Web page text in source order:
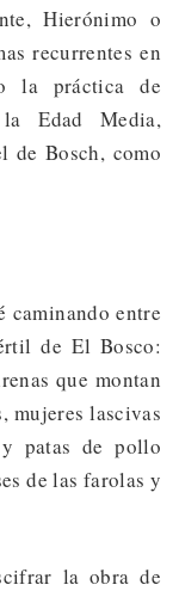
Hierónimo o
recurrentes en
la práctica de
Edad Media,
de Bosch, como
caminando entre
de El Bosco:
que montan
mujeres lascivas
patas de pollo
de las farolas y
la obra de